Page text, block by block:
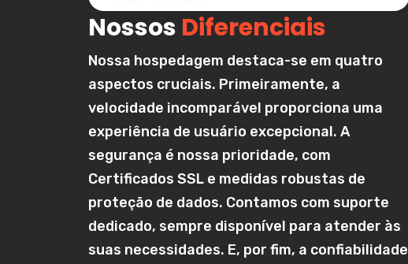
Nossos Diferenciais
Nossa hospedagem destaca-se em quatro
aspectos cruciais. Primeiramente, a
velocidade incomparável proporciona uma
experiência de usuário excepcional. A
segurança é nossa prioridade, com
Certificados SSL e medidas robustas de
proteção de dados. Contamos com suporte
dedicado, sempre disponível para atender às
suas necessidades. E, por fim, a confiabilidade